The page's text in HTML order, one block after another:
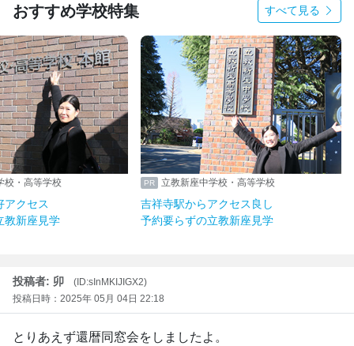
おすすめ学校特集 すべて見る
校・高等学校
アクセス
教新座見学
立教新座中学校・高等学校
吉祥寺駅からアクセス良し
予約要らずの立教新座見学
投稿者: 卯
(ID:sInMKIJIGX2)
投稿日時：2025年 05月 04日 22:18
とりあえず還暦同窓会をしましたよ。